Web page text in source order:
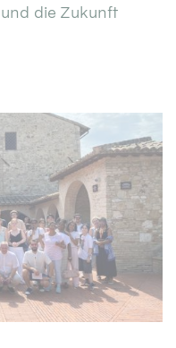
die Zukunft